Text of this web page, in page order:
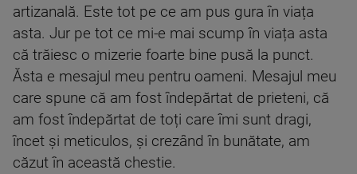
artizanală. Este tot pe ce am pus gura în viața
asta. Jur pe tot ce mi-e mai scump în viața asta
că trăiesc o mizerie foarte bine pusă la punct.
Ăsta e mesajul meu pentru oameni. Mesajul meu
care spune că am fost îndepărtat de prieteni, că
am fost îndepărtat de toți care îmi sunt dragi,
încet și meticulos, și crezând în bunătate, am
căzut în această chestie.